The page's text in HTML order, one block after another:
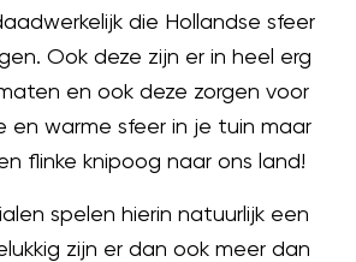
die Hollandse sfeer
Ook deze zijn er in heel erg
en ook deze zorgen voor
en warme sfeer in je tuin maar
flinke knipoog naar ons land!
spelen hierin natuurlijk een
zijn er dan ook meer dan